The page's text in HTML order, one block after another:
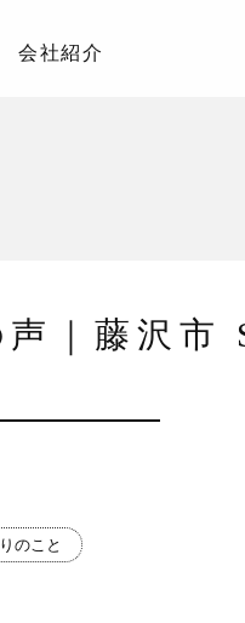
会社紹介
｜藤沢市
のこと